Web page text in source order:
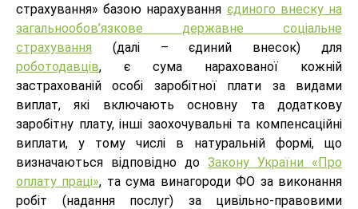
страхування» базою нарахування єдиного внеску на
загальнообов’язкове державне соціальне
страхування (далі – єдиний внесок) для
роботодавців, є сума нарахованої кожній
застрахованій особі заробітної плати за видами
виплат, які включають основну та додаткову
заробітну плату, інші заохочувальні та компенсаційні
виплати, у тому числі в натуральній формі, що
визначаються відповідно до Закону України «Про
оплату праці», та сума винагороди ФО за виконання
робіт (надання послуг) за цивільно-правовими